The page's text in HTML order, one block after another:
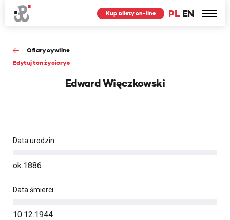
PL EN
Kup bilety on-line
Ofiary cywilne
Edytuj ten życiorys
Edward Więczkowski
Data urodzin
ok.1886
Data śmierci
10.12.1944